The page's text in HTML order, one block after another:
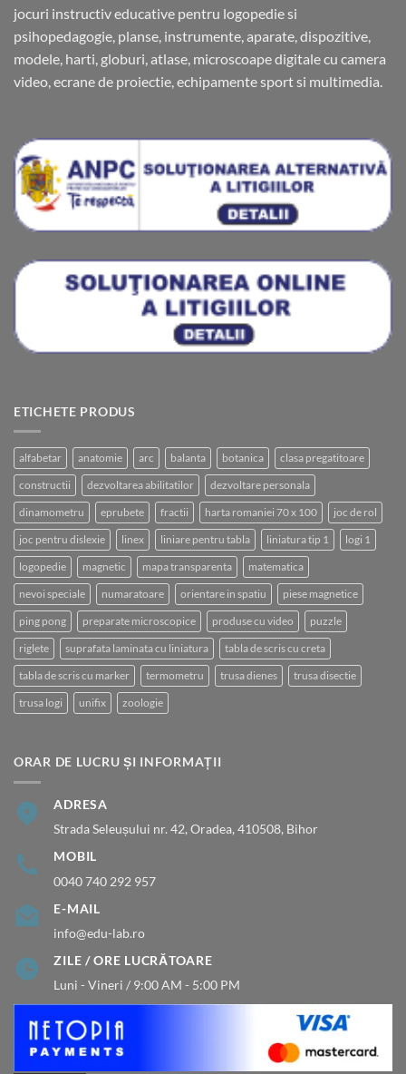
jocuri instructiv educative pentru logopedie si
psihopedagogie, planse, instrumente, aparate, dispozitive,
modele, harti, globuri, atlase, microscoape digitale cu camera
video, ecrane de proiectie, echipamente sport si multimedia.
ETICHETE PRODUS
alfabetar anatomie arc balanta botanica clasa pregatitoare
constructii dezvoltarea abilitatilor dezvoltare personala
dinamometru eprubete fractii harta romaniei 70 x 100 joc de rol
joc pentru dislexie linex liniare pentru tabla liniatura tip 1 logi 1
logopedie magnetic mapa transparenta matematica
nevoi speciale numaratoare orientare in spatiu piese magnetice
ping pong preparate microscopice produse cu video puzzle
riglete suprafata laminata cu liniatura tabla de scris cu creta
tabla de scris cu marker termometru trusa dienes trusa disectie
trusa logi unifix zoologie
ORAR DE LUCRU ȘI INFORMAȚII
ADRESA
Strada Seleușului nr. 42, Oradea, 410508, Bihor
MOBIL
0040 740 292 957
E-MAIL
info@edu-lab.ro
ZILE / ORE LUCRĂTOARE
Luni - Vineri / 9:00 AM - 5:00 PM